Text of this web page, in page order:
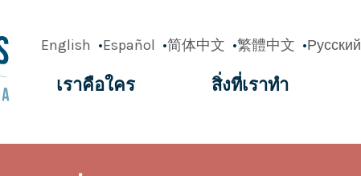
English Español 简体中文 繁體中文 Русский
navigation
เราคือใคร สิ่งที่เราทำ